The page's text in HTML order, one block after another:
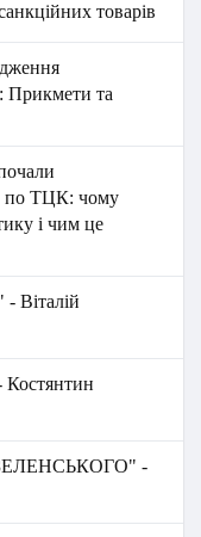
товарів
Прикмети та
по ТЦК: чому
і чим це
Віталій
Костянтин
-